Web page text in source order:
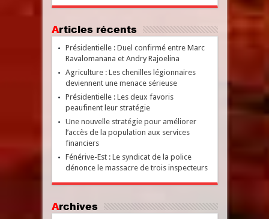
Articles récents
Présidentielle : Duel confirmé entre Marc
Ravalomanana et Andry Rajoelina
Agriculture : Les chenilles légionnaires
deviennent une menace sérieuse
Présidentielle : Les deux favoris
peaufinent leur stratégie
Une nouvelle stratégie pour améliorer
l’accès de la population aux services
financiers
Fénérive-Est : Le syndicat de la police
dénonce le massacre de trois inspecteurs
Archives